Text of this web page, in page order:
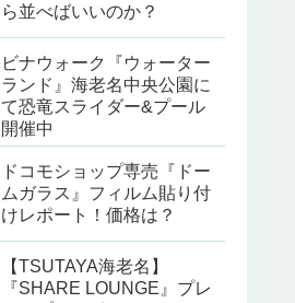
ら並べばいいのか？
ビナウォーク『ウォーター
ランド』海老名中央公園に
て恐竜スライダー&プール
開催中
ドコモショップ専売『ドー
ムガラス』フィルム貼り付
けレポート！価格は？
【TSUTAYA海老名】
『SHARE LOUNGE』プレ